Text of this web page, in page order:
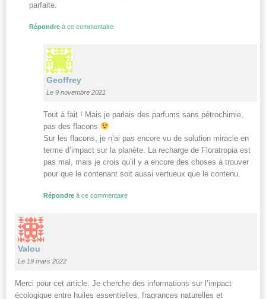
parfaite.
Répondre à ce commentaire
Geoffrey
Le 9 novembre 2021
Tout à fait ! Mais je parlais des parfums sans pétrochimie,
pas des flacons
Sur les flacons, je n’ai pas encore vu de solution miracle en
terme d’impact sur la planète. La recharge de Floratropia est
pas mal, mais je crois qu’il y a encore des choses à trouver
pour que le contenant soit aussi vertueux que le contenu.
Répondre à ce commentaire
Valou
Le 19 mars 2022
Merci pour cet article. Je cherche des informations sur l’impact
écologique entre huiles essentielles, fragrances naturelles et